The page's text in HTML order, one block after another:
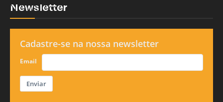
Newsletter
Cadastre-se na nossa newsletter
Email
Enviar